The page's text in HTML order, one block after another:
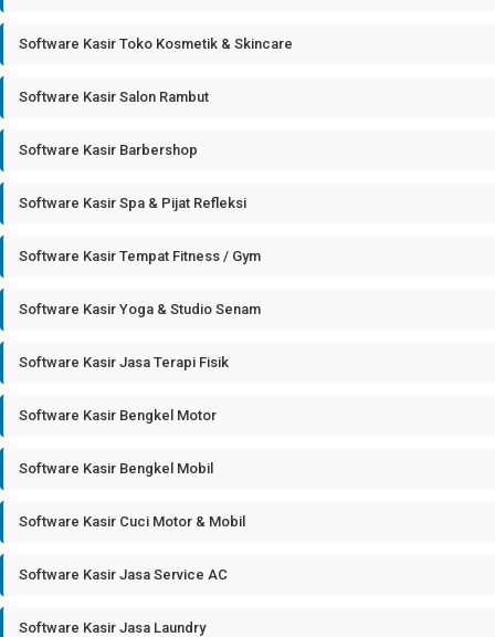
Software Kasir Toko Kosmetik & Skincare
Software Kasir Salon Rambut
Software Kasir Barbershop
Software Kasir Spa & Pijat Refleksi
Software Kasir Tempat Fitness / Gym
Software Kasir Yoga & Studio Senam
Software Kasir Jasa Terapi Fisik
Software Kasir Bengkel Motor
Software Kasir Bengkel Mobil
Software Kasir Cuci Motor & Mobil
Software Kasir Jasa Service AC
Software Kasir Jasa Laundry